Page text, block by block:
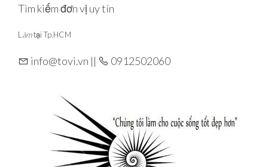
Skip
content
Tìm kiếm đơn vị uy tín
L àmtại Tp.HCM
info@tovi.vn || 0912502060